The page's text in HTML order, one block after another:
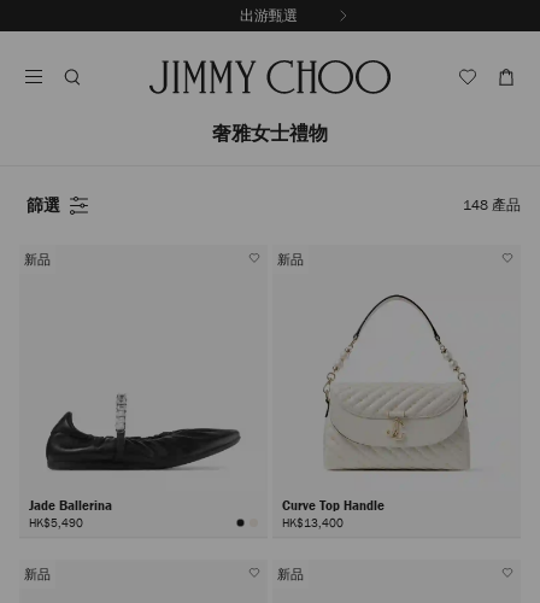
至
出游甄選
奢雅女士禮物
篩選 148 產品
新品
Jade Ballerina
HK$5,490
新品
Curve Top Handle
HK$13,400
新品 新品